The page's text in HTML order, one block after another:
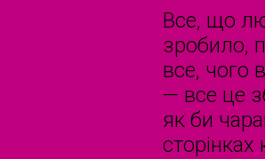
Все, що
зробило,
все, чого
— все це
як би
сторінках